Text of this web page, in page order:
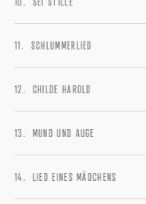
SCHLUMMERLIED
CHILDE HAROLD
MUND UND AUGE
LIED EINES MÄDCHENS